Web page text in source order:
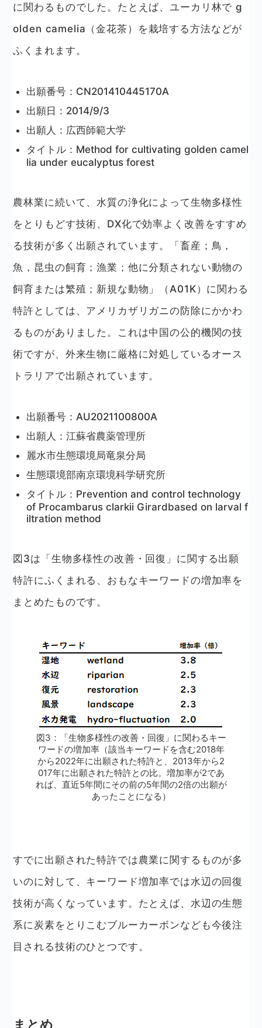
に関わるものでした。たとえば、ユーカリ林で g
olden camelia（金花茶）を栽培する方法などが
ふくまれます。
出願番号：CN201410445170A
出願日：2014/9/3
出願人：広西師範大学
タイトル：Method for cultivating golden camel
lia under eucalyptus forest
農林業に続いて、水質の浄化によって生物多様性
をとりもどす技術、DX化で効率よく改善をすすめ
る技術が多く出願されています。「畜産；鳥，
魚，昆虫の飼育；漁業；他に分類されない動物の
飼育または繁殖；新規な動物」（A01K）に関わる
特許としては、アメリカザリガニの防除にかかわ
るものがありました。これは中国の公的機関の技
術ですが、外来生物に厳格に対処しているオース
トラリアで出願されています。
出願番号：AU2021100800A
出願人：江蘇省農薬管理所
麗水市生態環境局竜泉分局
生態環境部南京環境科学研究所
タイトル：Prevention and control technology
of Procambarus clarkii Girardbased on larval f
iltration method
図3は「生物多様性の改善・回復」に関する出願
特許にふくまれる、おもなキーワードの増加率を
まとめたものです。
図3：「生物多様性の改善・回復」に関わるキー
ワードの増加率（該当キーワードを含む2018年
から2022年に出願された特許と、2013年から2
017年に出願された特許との比。増加率が2であ
れば、直近5年間にその前の5年間の2倍の出願が
あったことになる）
すでに出願された特許では農業に関するものが多
いのに対して、キーワード増加率では水辺の回復
技術が高くなっています。たとえば、水辺の生態
系に炭素をとりこむブルーカーボンなども今後注
目される技術のひとつです。
まとめ